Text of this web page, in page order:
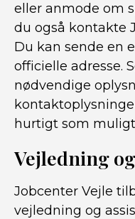
eller anmode om
du også kontakte
Du kan sende en
officielle adresse.
nødvendige
hurtigt som
Vejledning
Jobcenter Vejle
vejledning og